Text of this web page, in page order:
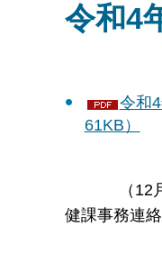
令和4
令和
61KB）
（12月25
健課事務連